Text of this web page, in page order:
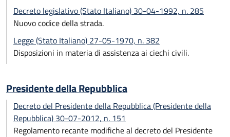
Decreto legislativo (Stato Italiano) 30-04-1992, n. 285
Nuovo codice della strada.
Legge (Stato Italiano) 27-05-1970, n. 382
Disposizioni in materia di assistenza ai ciechi civili.
Presidente della Repubblica
Decreto del Presidente della Repubblica (Presidente della
Repubblica) 30-07-2012, n. 151
Regolamento recante modifiche al decreto del Presidente